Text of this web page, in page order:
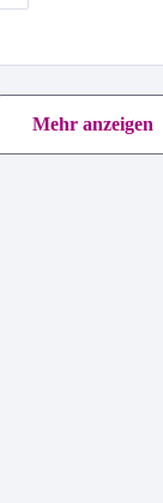
Mehr anzeigen